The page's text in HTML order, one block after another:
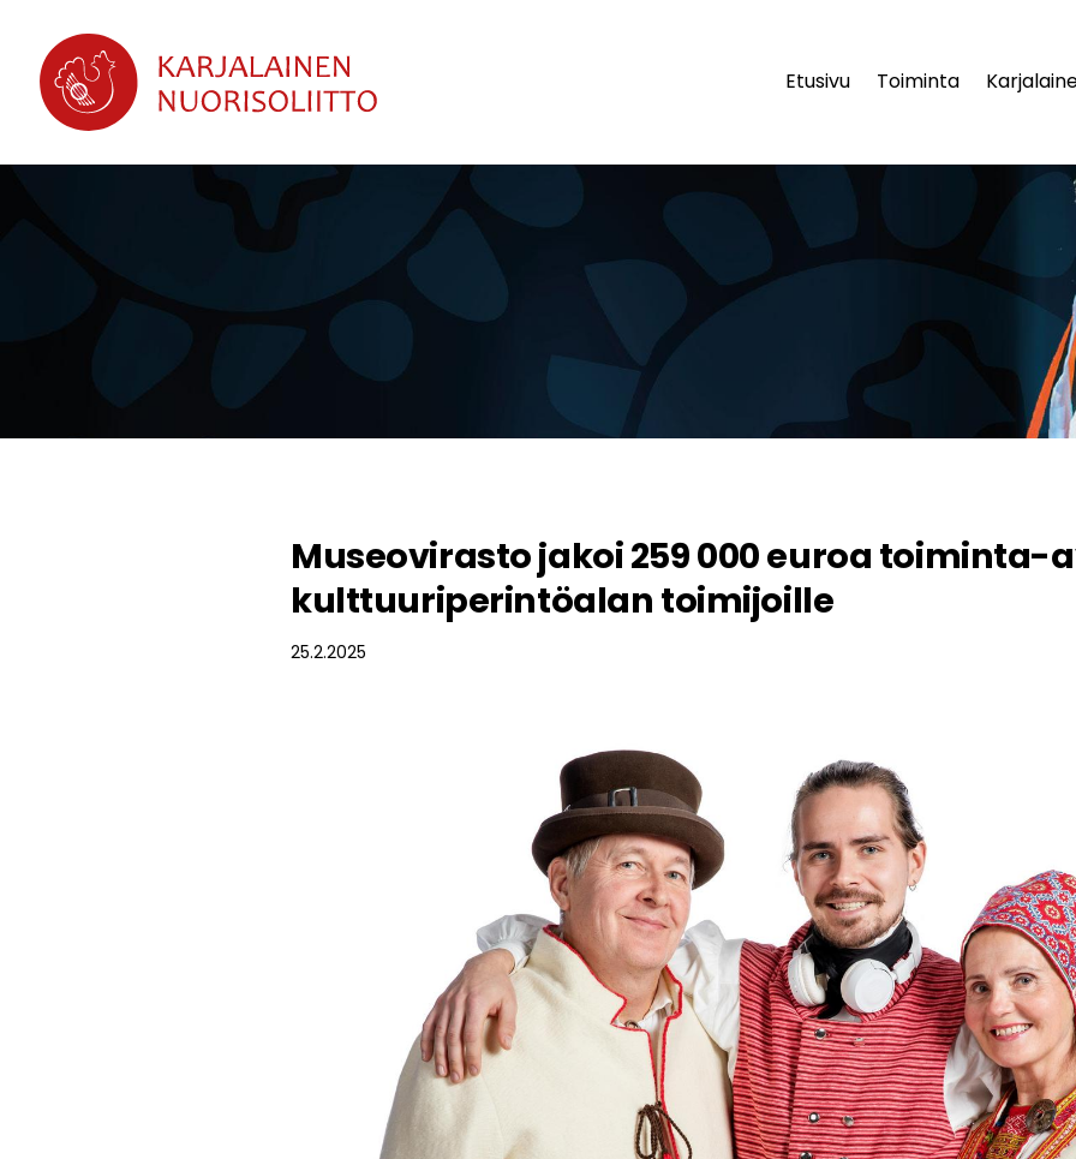
sivun
sisältöön
Karjalainen Nuorisoliitto ry Etusivu Toiminta
Museovirasto jakoi 259 000 euroa toiminta-
kulttuuriperintöalan toimijoille
25.2.2025